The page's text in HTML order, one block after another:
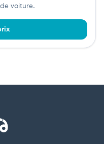
voiture.